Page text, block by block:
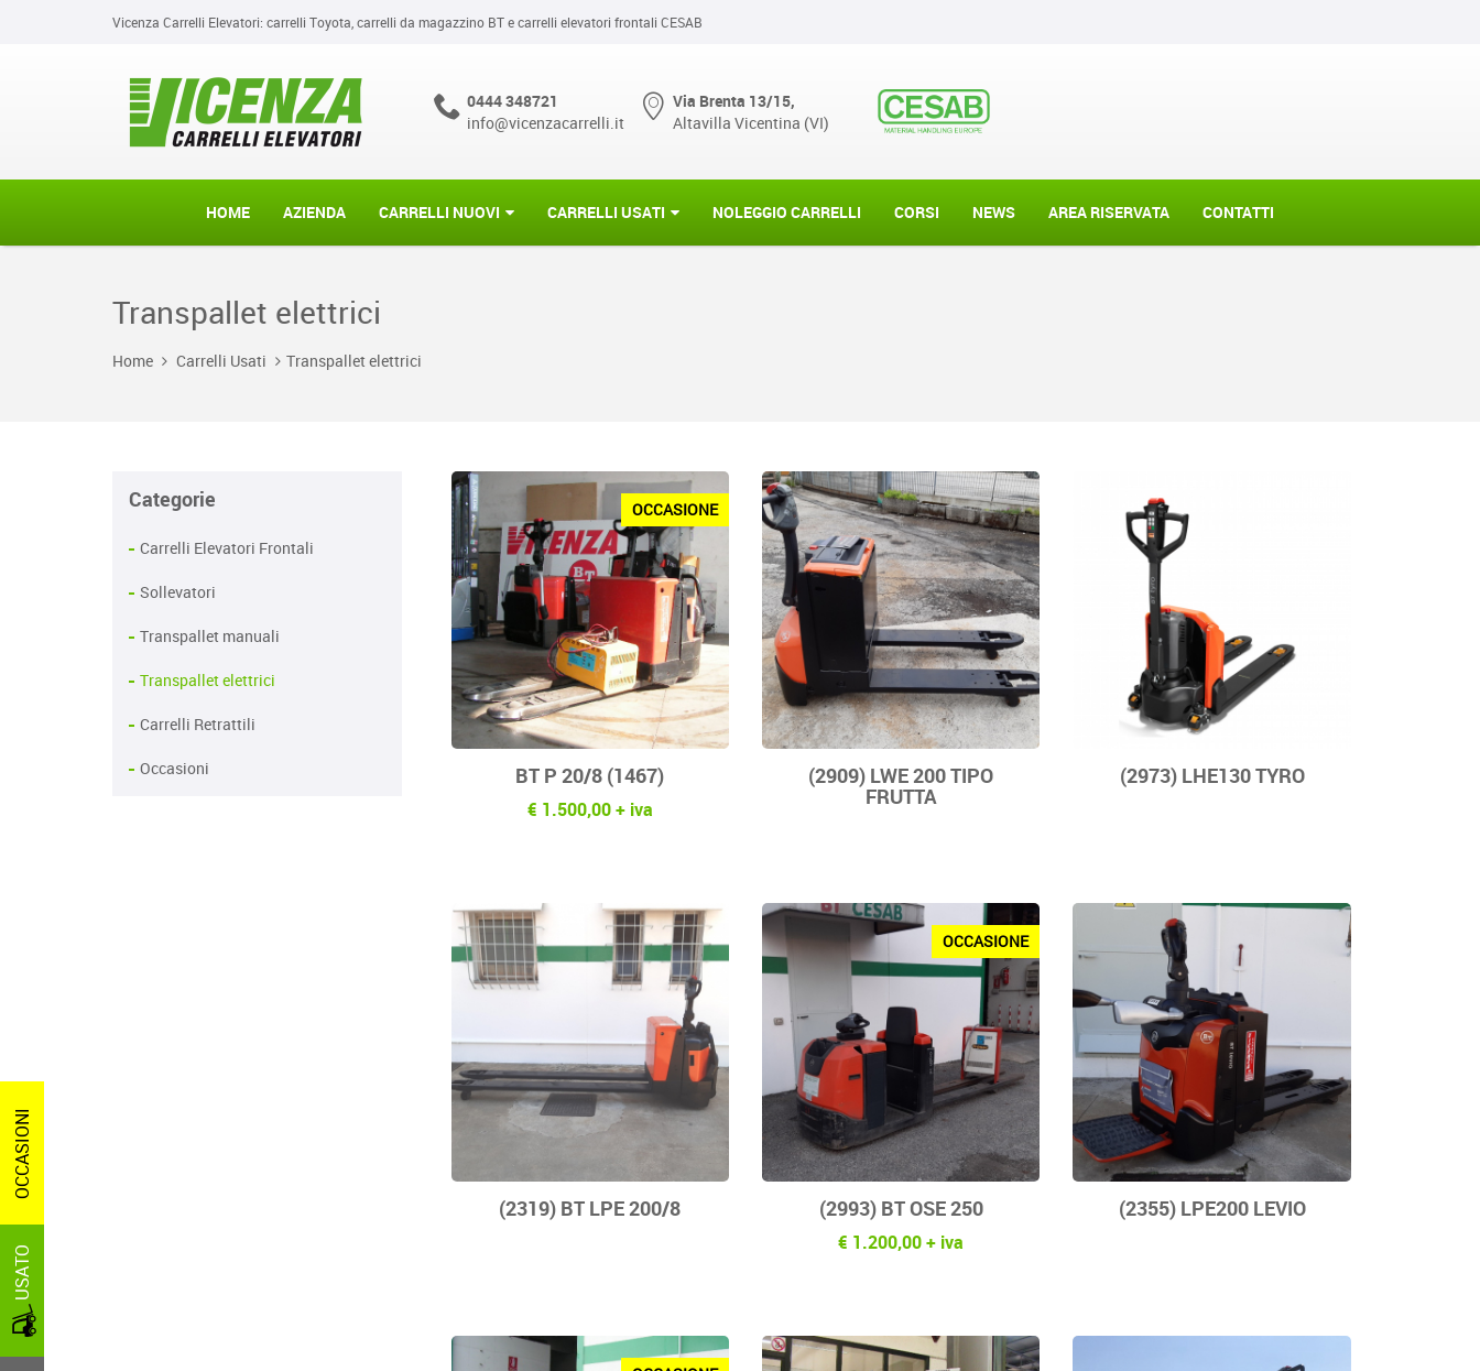
Vicenza Carrelli Elevatori: carrelli Toyota, carrelli da magazzino BT e carrelli elevatori frontali CESAB
0444 348721
info@vicenzacarrelli.it
Via Brenta 13/15,
Altavilla Vicentina (VI)
HOME AZIENDA CARRELLI NUOVI CARRELLI USATI NOLEGGIO CARRELLI CORSI NEWS AREA RISERVATA CONTATTI
Transpallet elettrici
Home Carrelli Usati Transpallet elettrici
OCCASIONE
BT P 20/8 (1467)
€ 1.500,00 + iva
(2909) LWE 200 TIPO
FRUTTA
(2973) LHE130 TYRO
(2319) BT LPE 200/8
OCCASIONE
(2993) BT OSE 250
€ 1.200,00 + iva
(2355) LPE200 LEVIO
Categorie
Carrelli Elevatori Frontali
Sollevatori
Transpallet manuali
Transpallet elettrici
Carrelli Retrattili
Occasioni
USATO
OCCASIONI